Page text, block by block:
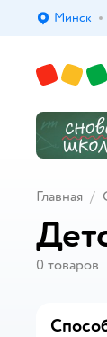
Выбор
Минск
Главная
0 товаров